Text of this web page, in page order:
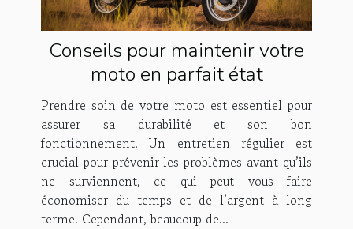
Conseils pour maintenir votre
moto en parfait état
Prendre soin de votre moto est essentiel pour
assurer sa durabilité et son bon
fonctionnement. Un entretien régulier est
crucial pour prévenir les problèmes avant qu’ils
ne surviennent, ce qui peut vous faire
économiser du temps et de l’argent à long
terme. Cependant, beaucoup de...